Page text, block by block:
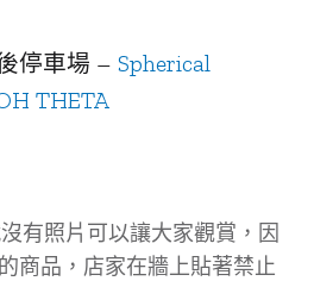
停車場 – Spherical
THETA
有照片可以讓大家觀賞，因
商品，店家在牆上貼著禁止